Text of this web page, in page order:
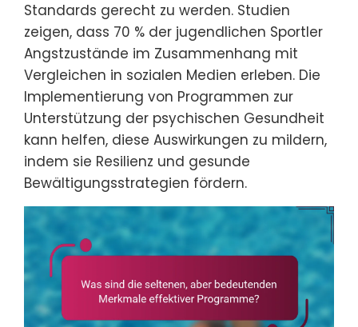
Standards gerecht zu werden. Studien
zeigen, dass 70 % der jugendlichen Sportler
Angstzustände im Zusammenhang mit
Vergleichen in sozialen Medien erleben. Die
Implementierung von Programmen zur
Unterstützung der psychischen Gesundheit
kann helfen, diese Auswirkungen zu mildern,
indem sie Resilienz und gesunde
Bewältigungsstrategien fördern.